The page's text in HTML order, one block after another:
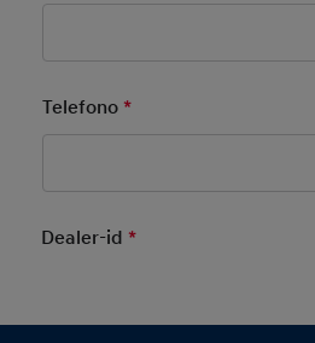
Telefono *Mandatory Field
Dealer-id*